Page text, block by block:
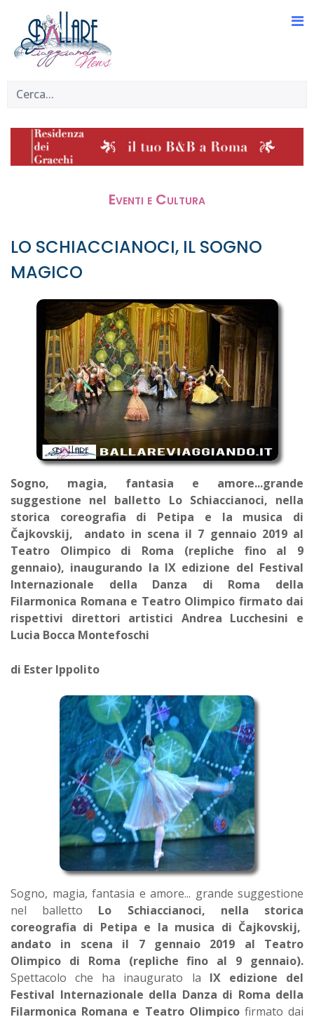
Eventi e Cultura
LO SCHIACCIANOCI, IL SOGNO
MAGICO
Sogno, magia, fantasia e amore...grande
suggestione nel balletto Lo Schiaccianoci, nella
storica coreografia di Petipa e la musica di
Čajkovskij, andato in scena il 7 gennaio 2019 al
Teatro Olimpico di Roma (repliche fino al 9
gennaio), inaugurando la IX edizione del Festival
Internazionale della Danza di Roma della
Filarmonica Romana e Teatro Olimpico firmato dai
rispettivi direttori artistici Andrea Lucchesini e
Lucia Bocca Montefoschi
di Ester Ippolito
Sogno, magia, fantasia e amore... grande suggestione
nel balletto Lo Schiaccianoci, nella storica
coreografia di Petipa e la musica di Čajkovskij,
andato in scena il 7 gennaio 2019 al Teatro
Olimpico di Roma (repliche fino al 9 gennaio).
Spettacolo che ha inaugurato la IX edizione del
Festival Internazionale della Danza di Roma della
Filarmonica Romana e Teatro Olimpicofirmato dai